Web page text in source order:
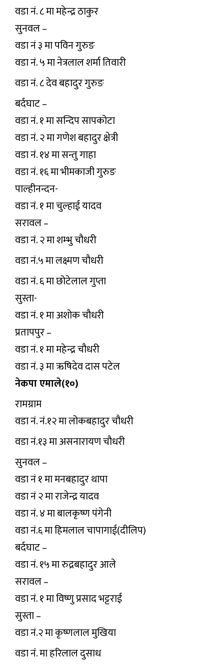
वडा नं. ८ मा महेन्द्र ठाकुर
सुनवल –
वडा नं ३ मा पविन गुरुङ
वडा नं. ५ मा नेत्रलाल शर्मा तिवारी
वडा नं. ८ देव बहादुर गुरुङ
बर्दघाट –
वडा नं. १ मा सन्दिप सापकोटा
वडा नं. २ मा गणेश बहादुर क्षेत्री
वडा नं. १४ मा सन्तु गाहा
वडा नं. १६ मा भीमकाजी गुरुङ
पाल्हीनन्दन-
वडा नं. १ मा चुल्हाई यादव
सरावल –
वडा नं. २ मा शम्भु चौधरी
वडा नं.५ मा लक्ष्मण चौधरी
वडा नं. ६ मा छोटेलाल गुप्ता
सुस्ता-
वडा नं. १ मा अशोक चौधरी
प्रतापपुर –
वडा नं. १ मा महेन्द्र चौधरी
वडा नं. ३ मा ऋषिदेव दास पटेल
नेकपा एमाले(१०)
रामग्राम
वडा नं. नं.१२ मा लोकबहादुर चौधरी
वडा नं.१३ मा असनारायण चौधरी
सुनवल –
वडा नं १ मा मनबहादुर थापा
वडा नं २ मा राजेन्द्र यादव
वडा नं. ४ मा बालकृष्ण पंगेनी
वडा नं.६ मा हिमलाल चापागाई(दीलिप)
बर्दघाट –
वडा नं. १५ मा रुद्रबहादुर आले
सरावल –
वडा नं. १ मा विष्णु प्रसाद भट्टराई
सुस्ता –
वडा नं.२ मा कृष्णलाल मुखिया
वडा नंं. मा हरिलाल दुसाध